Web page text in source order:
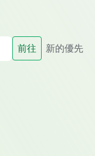
前往 新的優先